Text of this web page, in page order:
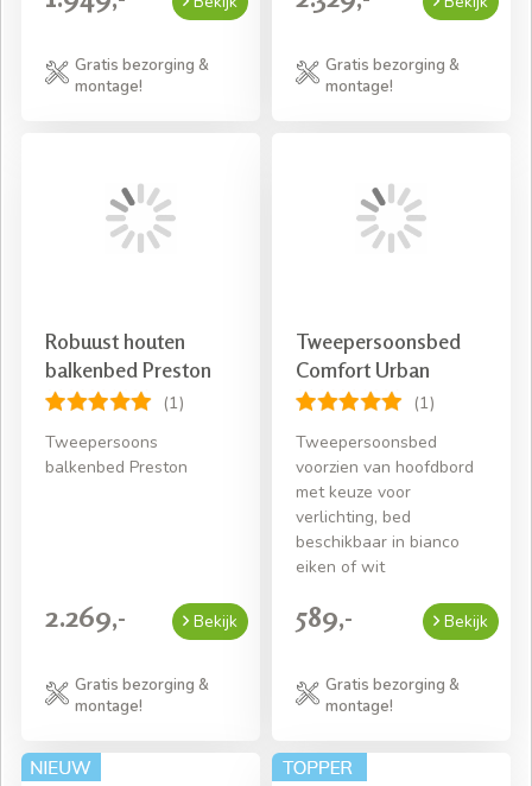
Gratis bezorging &
montage!
Gratis bezorging &
montage!
Robuust houten
balkenbed Preston
(1)
Tweepersoons
balkenbed Preston
2.269,- Bekijk
Gratis bezorging &
montage!
Tweepersoonsbed
Comfort Urban
(1)
Tweepersoonsbed
voorzien van hoofdbord
met keuze voor
verlichting, bed
beschikbaar in bianco
eiken of wit
589,- Bekijk
Gratis bezorging &
montage!